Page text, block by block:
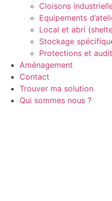
Cloisons
Equipements
Local et abri
Stockage
Protections et audit
Aménagement
Contact
Trouver ma solution
Qui sommes nous ?